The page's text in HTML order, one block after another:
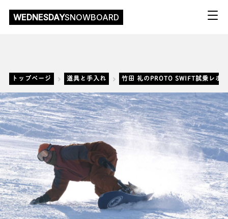
WEDNESDAYSNOWBOARD
トップページ 道具と手入れ 竹田 礼のPROTO SWIFT試乗レポ